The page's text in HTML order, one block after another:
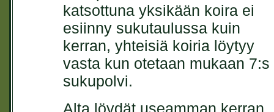
katsottuna yksikään koira ei
esiinny sukutaulussa kuin
kerran, yhteisiä koiria löytyy
vasta kun otetaan mukaan 7:s
sukupolvi.
Alta löydät useamman kerran